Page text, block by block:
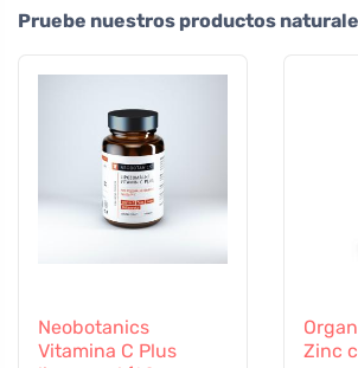
Pruebe nuestros productos
Neobotanics
Vitamina C Plus
Zinc